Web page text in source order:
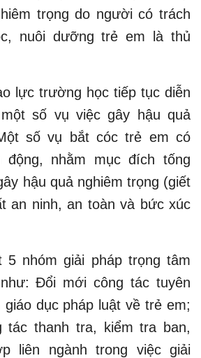
trọng do người có trách
nuôi dưỡng trẻ em là thủ
lực trường học tiếp tục diễn
số vụ việc gây hậu quả
số vụ bắt cóc trẻ em có
động, nhằm mục đích tống
hậu quả nghiêm trọng (giết
an ninh, an toàn và bức xúc
5 nhóm giải pháp trọng tâm
Đổi mới công tác tuyên
giáo dục pháp luật về trẻ em;
tác thanh tra, kiểm tra ban,
liên ngành trong việc giải